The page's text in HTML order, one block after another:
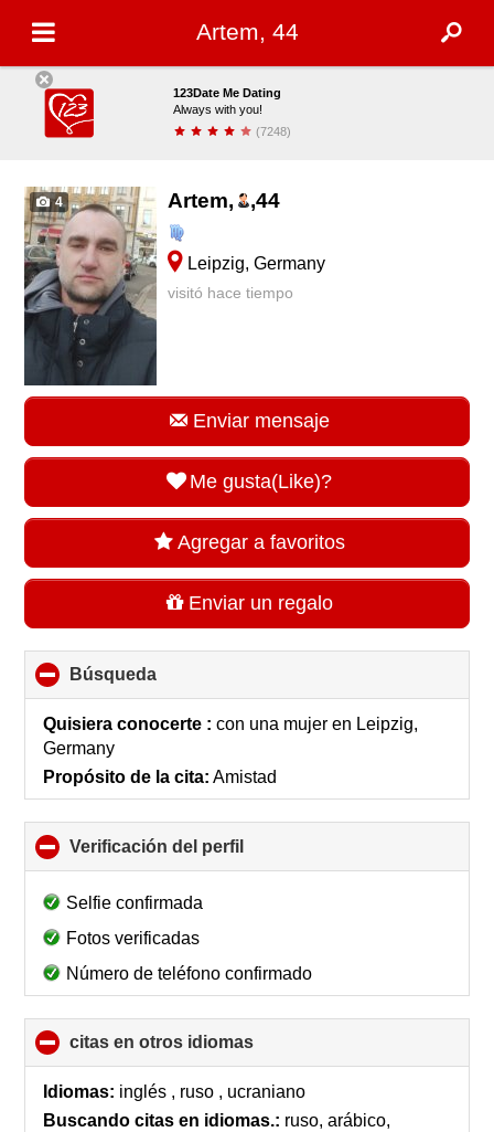
Artеm, 44
123Date Me Dating
Always with you!
(7248)
4
Artеm, ,44
Leipzig, Germany
visitó hace tiempo
Enviar mensaje
Me gusta(Like)?
Agregar a favoritos
Enviar un regalo
Búsqueda
to
collapse
Quisiera conocerte :con una mujeren Leipzig,
Germany
Propósito de la cita: Amistad
Verificación del perfil
to
Selfie confirmada
Fotos verificadas
Número de teléfono confirmado
citas en otros idiomas
to
collapse
Idiomas: inglés , ruso , ucraniano
Buscando citas en idiomas.: ruso, arábico,